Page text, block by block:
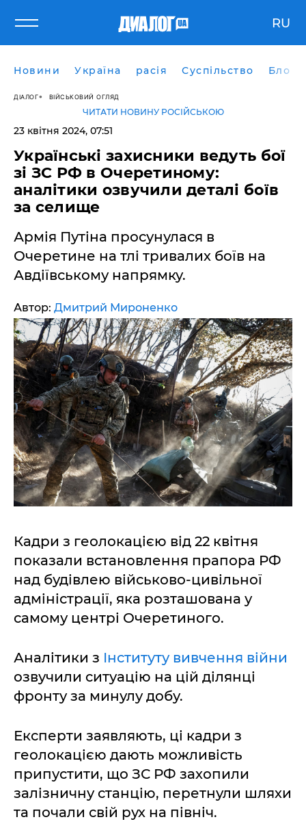
RU
Новини Україна расія Суспільство Блоги
ДІАЛОГ ВІЙСЬКОВИЙ ОГЛЯД
ЧИТАТИ НОВИНУ РОСІЙСЬКОЮ
23 квітня 2024, 07:51
Українські захисники ведуть бої
зі ЗС РФ в Очеретиному:
аналітики озвучили деталі боїв
за селище
Армія Путіна просунулася в
Очеретине на тлі тривалих боїв на
Авдіївському напрямку.
Автор: Дмитрий Мироненко
Кадри з геолокацією від 22 квітня
показали встановлення прапора РФ
над будівлею військово-цивільної
адміністрації, яка розташована у
самому центрі Очеретиного.
Аналітики з Інституту вивчення війни
озвучили ситуацію на цій ділянці
фронту за минулу добу.
Експерти заявляють, ці кадри з
геолокацією дають можливість
припустити, що ЗС РФ захопили
залізничну станцію, перетнули шляхи
та почали свій рух на північ.